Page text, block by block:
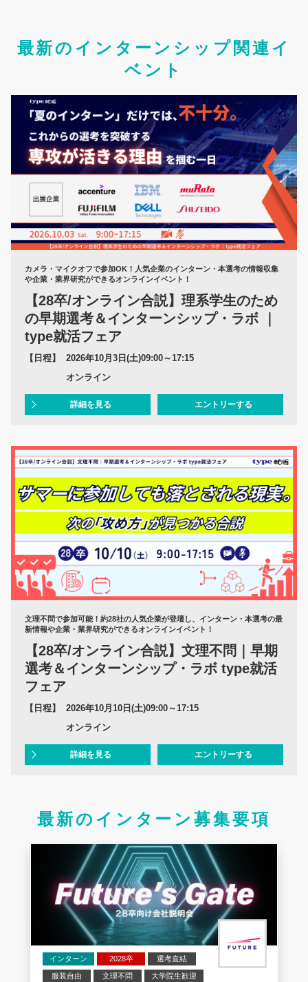
最新のインターンシップ関連イ
ベント
カメラ・マイクオフで参加OK！人気企業のインターン・本選考の情報収集
や企業・業界研究ができるオンラインイベント！
【28卒/オンライン合説】理系学生のため
の早期選考＆インターンシップ・ラボ ｜
type就活フェア
【日程】
2026年10月3日(土)09:00～17:15
オンライン
詳細を見る エントリーする
文理不問で参加可能！約28社の人気企業が登壇し、インターン・本選考の最
新情報や企業・業界研究ができるオンラインイベント！
【28卒/オンライン合説】文理不問｜早期
選考＆インターンシップ・ラボ type就活
フェア
【日程】
2026年10月10日(土)09:00～17:15
オンライン
詳細を見る エントリーする
最新のインターン募集要項
インターン 2028卒 選考直結
服装自由 文理不問 大学院生歓迎